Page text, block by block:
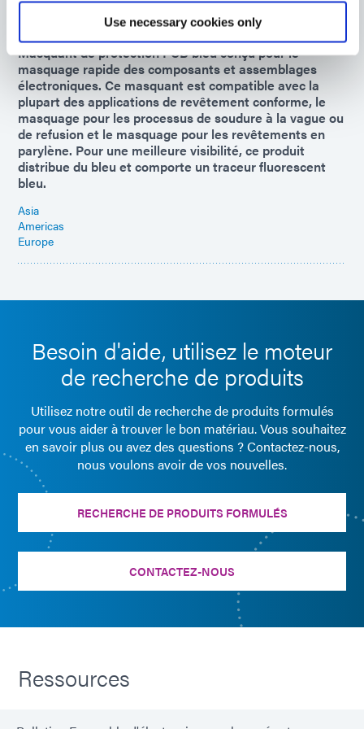
Use necessary cookies only
Masquant de protection PCB bleu conçu pour le
masquage rapide des composants et assemblages
électroniques. Ce masquant est compatible avec la
plupart des applications de revêtement conforme, le
masquage pour les processus de soudure à la vague ou
de refusion et le masquage pour les revêtements en
parylène. Pour une meilleure visibilité, ce produit
distribue du bleu et comporte un traceur fluorescent
bleu.
Asia
Americas
Europe
Besoin d'aide, utilisez le moteur
de recherche de produits
Utilisez notre outil de recherche de produits formulés
pour vous aider à trouver le bon matériau. Vous souhaitez
en savoir plus ou avez des questions ? Contactez-nous,
nous voulons avoir de vos nouvelles.
RECHERCHE DE PRODUITS FORMULÉS
CONTACTEZ-NOUS
Ressources